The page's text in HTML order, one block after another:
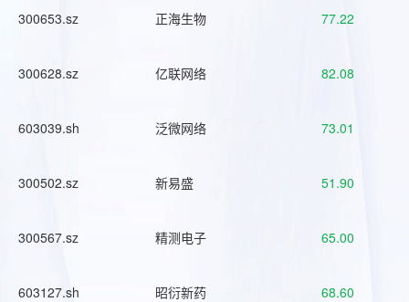
300653.sz 正海生物 77.22
300628.sz 亿联网络 82.08
603039.sh 泛微网络 73.01
300502.sz 新易盛 51.90
300567.sz 精测电子 65.00
603127.sh 昭衍新药 68.60